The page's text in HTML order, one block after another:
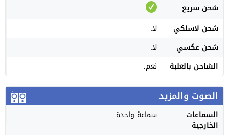
شحن سريع
شحن لاسلكي
لا.
شحن عكسي
لا.
الشاحن بالعلبة
نعم.
الصوت والمزيد
السماعات
الخارجية
سماعة واحدة